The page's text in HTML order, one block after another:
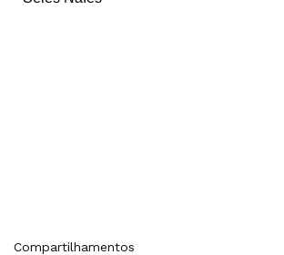
Compartilhamentos